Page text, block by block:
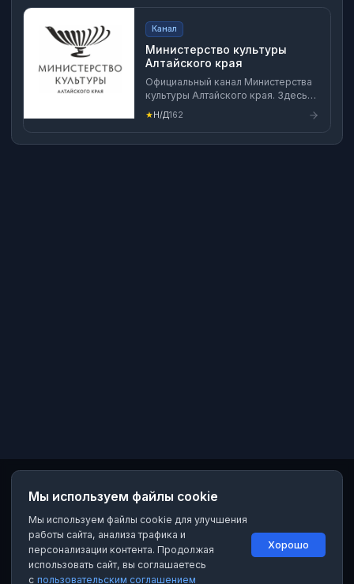
Канал
Министерство культуры
Алтайского края
Официальный канал Министерства
культуры Алтайского края. Здесь
вы найдете самые актуальные
новости о культурной жизни
Алтайского края, важных событиях
в сфере культуры и искусства, а
★ Н/Д162
Мы используем файлы cookie
Мы используем файлы cookie для улучшения
работы сайта, анализа трафика и
персонализации контента. Продолжая
использовать сайт, вы соглашаетесь
с пользовательским соглашением
Хорошо